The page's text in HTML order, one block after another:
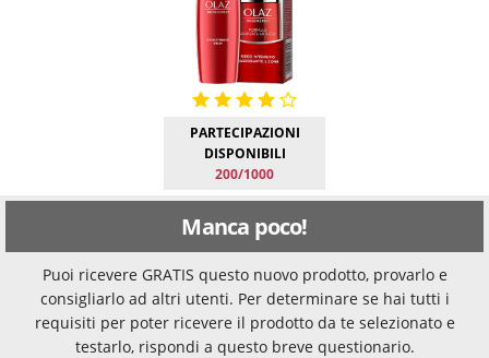
PARTECIPAZIONI
DISPONIBILI
200/1000
Manca poco!
Puoi ricevere GRATIS questo nuovo prodotto, provarlo e
consigliarlo ad altri utenti. Per determinare se hai tutti i
requisiti per poter ricevere il prodotto da te selezionato e
testarlo, rispondi a questo breve questionario.